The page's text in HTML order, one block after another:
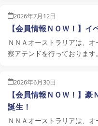
2026年7月12日
【会員情報ＮＯＷ！】
ＮＮＡオーストラリアは、
察アテンドを行っておりま
2026年6月30日
【会員情報ＮＯＷ！】
誕生！
ＮＮＡオーストラリアは、